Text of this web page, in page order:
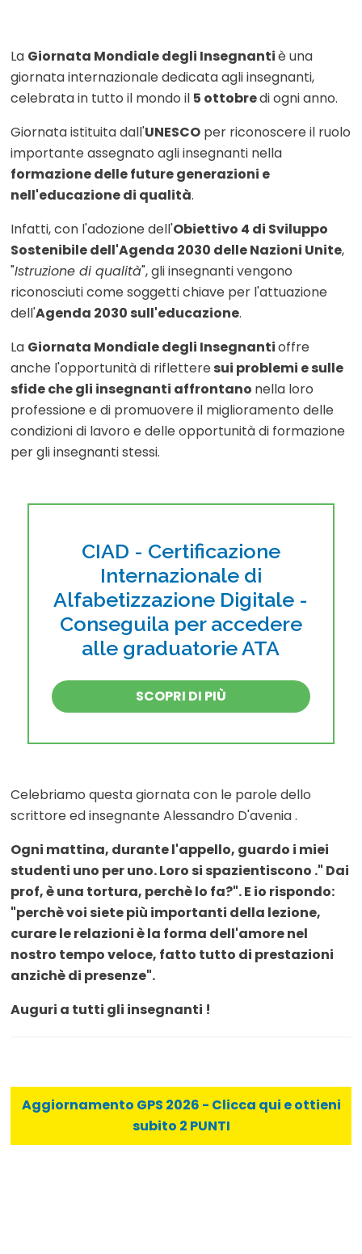
La Giornata Mondiale degli Insegnantiè una
giornata internazionale dedicata agli insegnanti,
celebrata in tutto il mondo il 5 ottobredi ogni anno.
Giornata istituita dall'UNESCO per riconoscere il ruolo
importante assegnato agli insegnanti nella
formazione delle future generazioni e
nell'educazione di qualità.
Infatti, con l'adozione dell'Obiettivo 4 di Sviluppo
Sostenibile dell'Agenda 2030 delle Nazioni Unite,
"Istruzione di qualità", gli insegnanti vengono
riconosciuti come soggetti chiave per l'attuazione
dell'Agenda 2030 sull'educazione.
La Giornata Mondiale degli Insegnantioffre
anche l'opportunità di rifletteresui problemi e sulle
sfide che gli insegnanti affrontano nella loro
professione e di promuovere il miglioramento delle
condizioni di lavoro e delle opportunità di formazione
per gli insegnanti stessi.
CIAD - Certificazione
Internazionale di
Alfabetizzazione Digitale -
Conseguila per accedere
alle graduatorie ATA
SCOPRI DI PIÙ
Celebriamo questa giornata con le parole dello
scrittore ed insegnante Alessandro D'avenia .
Ogni mattina, durante l'appello, guardo i miei
studenti uno per uno. Loro si spazientiscono ." Dai
prof, è una tortura, perchè lo fa?". E io rispondo:
"perchè voi siete più importanti della lezione,
curare le relazioni è la forma dell'amore nel
nostro tempo veloce, fatto tutto di prestazioni
anzichè di presenze".
Auguri a tutti gli insegnanti !
Aggiornamento GPS 2026 - Clicca qui e ottieni
subito 2 PUNTI